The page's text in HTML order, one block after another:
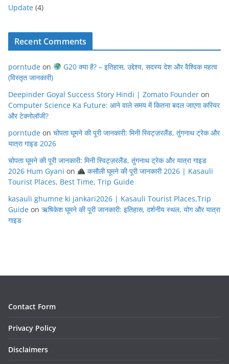
Update (4)
Recent Comments
porntude on
G20 क्या है? – इतिहास, उद्देश्य, सदस्य देश और वैश्विक महत्व
(विस्तृत जानकारी)
Deepinder Goyal Success Story Hindi | Zomato Founder on
Computer Science Ka Future: आने वाले समय में कितना बदल जाएगा करियर
और टेक्नोलॉजी?
porntude on चोपता घूमने की पूरी जानकारी: मिनी स्विट्ज़रलैंड, तुंगनाथ ट्रेक और
यात्रा गाइड 2026
चोपता घूमने की पूरी जानकारी: मिनी स्विट्ज़रलैंड, तुंगनाथ ट्रेक और यात्रा गाइड
2026 Hum Gyani on
कसौली घूमने की पूरी जानकारी 2026 | Kasauli
Tourist Places, Best Time, Trip Guide
kasauli ghumne ki jankari2026 | Kasauli Tourist Places,Trip
Guide on ऋषिकेश घूमने की पूरी जानकारी: इतिहास, दर्शनीय स्थल, योग और यात्रा
गाइड
Contact Form
Privacy Policy
Disclaimers